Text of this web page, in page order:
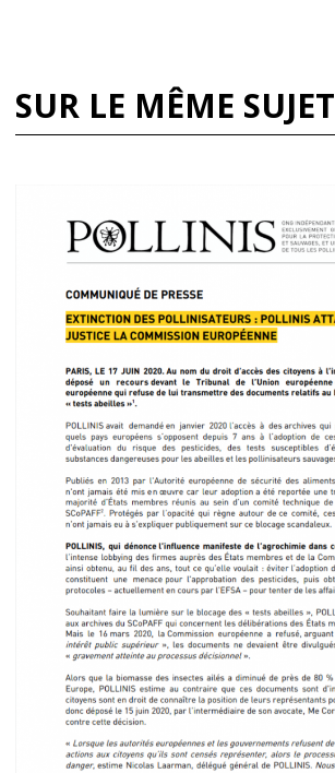
SUR LE MÊME SUJET